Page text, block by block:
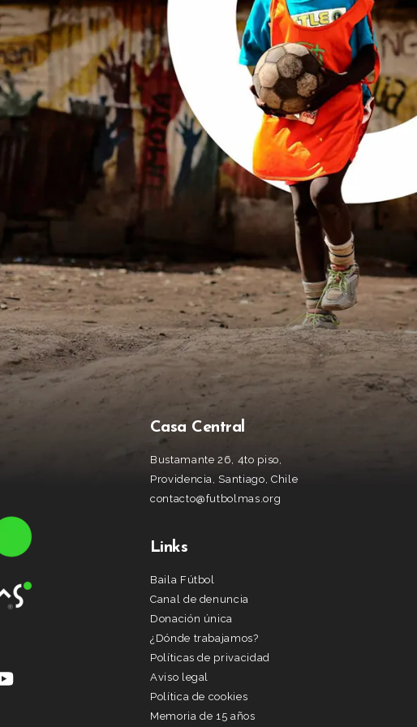
Casa Central
Bustamante 26, 4to piso,
Providencia, Santiago, Chile
contacto@futbolmas.org
Links
Baila Fútbol
Canal de denuncia
Donación única
¿Dónde trabajamos?
Políticas de privacidad
Aviso legal
Política de cookies
Memoria de 15 años